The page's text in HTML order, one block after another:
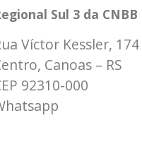
Sul 3 da CNBB
Víctor Kessler, 174
Canoas – RS
92310-000